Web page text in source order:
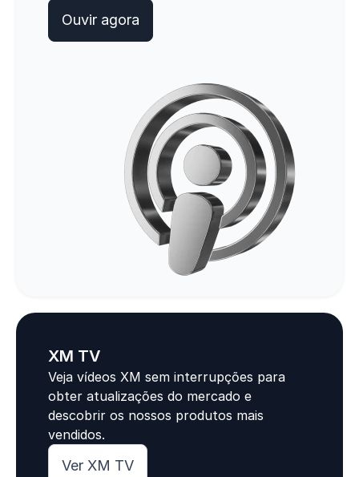
Ouvir agora
XM TV
Veja vídeos XM sem interrupções para
obter atualizações do mercado e
descobrir os nossos produtos mais
vendidos.
Ver XM TV